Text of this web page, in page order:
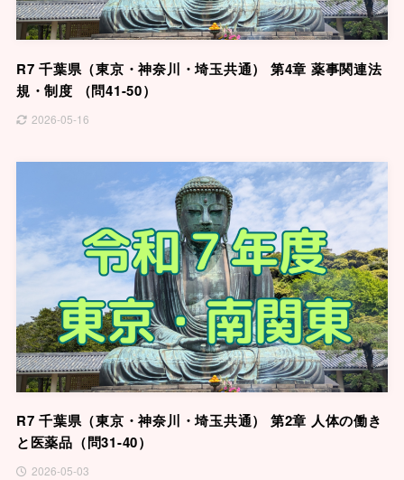
R7 千葉県（東京・神奈川・埼玉共通） 第4章 薬事関連法
規・制度 （問41-50）
2026-05-16
R7 千葉県（東京・神奈川・埼玉共通） 第2章 人体の働き
と医薬品（問31-40）
2026-05-03